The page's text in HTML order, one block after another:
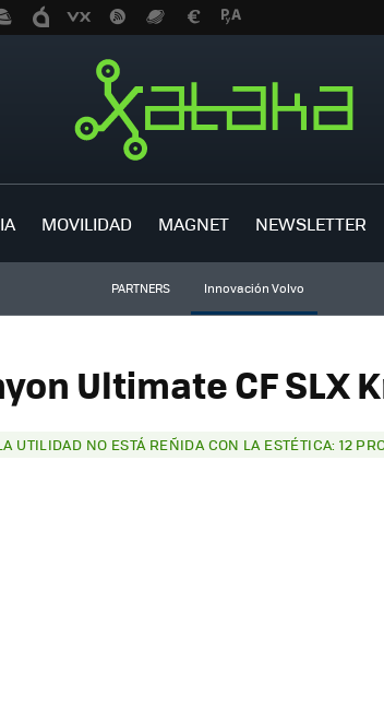
MOVILIDAD MAGNET NEWSLETTER
PARTNERS Innovación Volvo
Ultimate CF SLX
UTILIDAD NO ESTÁ REÑIDA CON LA ESTÉTICA: 12